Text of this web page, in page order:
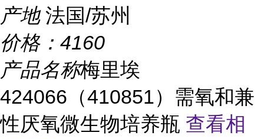
产地 法国/苏州
价格： 4160
产品名称梅里埃
424066（410851）需氧和兼
性厌氧微生物培养瓶 查看相